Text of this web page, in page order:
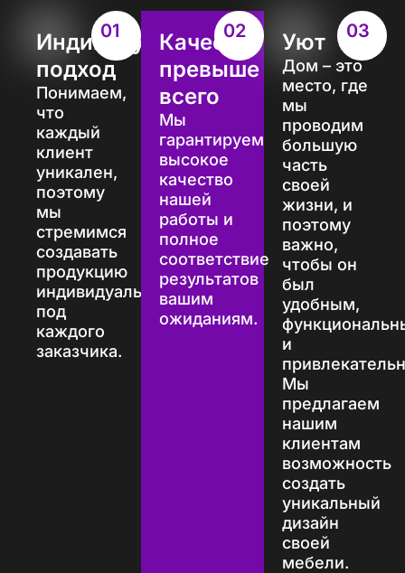
Индивидуальный
подход
Понимаем,
что
каждый
клиент
уникален,
поэтому
мы
стремимся
создавать
продукцию
индивидуально
под
каждого
заказчика.
01
Качество
превыше
всего
Мы
гарантируем
высокое
качество
нашей
работы и
полное
соответствие
результатов
вашим
ожиданиям.
02 Уют
Дом – это
место, где
мы
проводим
большую
часть
своей
жизни, и
поэтому
важно,
чтобы он
был
удобным,
и
Мы
предлагаем
нашим
клиентам
возможность
создать
уникальный
дизайн
своей
мебели.
03